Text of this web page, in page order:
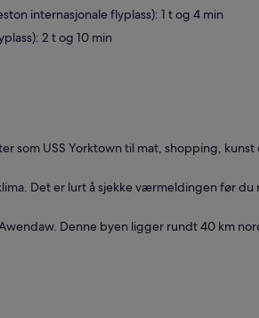
internasjonale flyplass): 1 t og 4 min
2 t og 10 min
som USS Yorktown til mat, shopping, kunst
Det er lurt å sjekke værmeldingen før du
Denne byen ligger rundt 40 km